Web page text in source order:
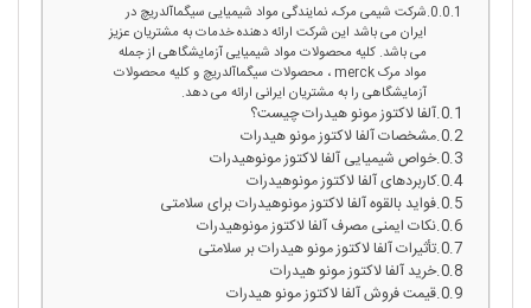
شرکت شیمی مرک، نمایندگی مواد شیمیایی سیگماآلدریچ در
ایران می باشد این شرکت ارائه دهنده خدمات به مشتریان عزیز
می باشد. کلیه محصولات مواد شیمیایی آزمایشگاهی از جمله
مواد مرک merck ، محصولات سیگماآلدریچ و کلیه محصولات
آزمایشگاهی را به مشتریان ایرانی ارائه می دهد.
آلفا لاکتوز مونو هیدرات چیست؟
مشخصات آلفا لاکتوز مونو هیدرات
خواص شیمیایی آلفا لاکتوز مونوهیدرات
کاربردهای آلفا لاکتوز مونوهیدرات
فواید بالقوه آلفا لاکتوز مونوهیدرات برای سلامتی
نکات ایمنی مصرف آلفا لاکتوز مونوهیدرات
تأثیرات آلفا لاکتوز مونو هیدرات بر سلامتی
خرید آلفا لاکتوز مونو هیدرات
قیمت فروش آلفا لاکتوز مونو هیدرات